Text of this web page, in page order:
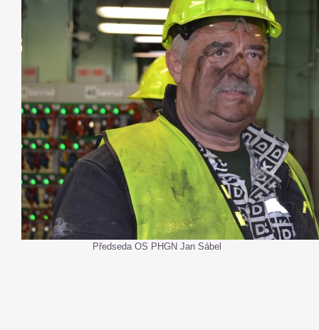
Předseda OS PHGN Jan Sábel